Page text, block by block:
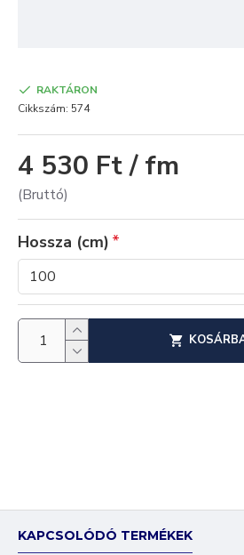
4 530 Ft / fm
(Bruttó)
RAKTÁRON
Cikkszám: 574
Hossza (cm)
KAPCSOLÓDÓ TERMÉKEK